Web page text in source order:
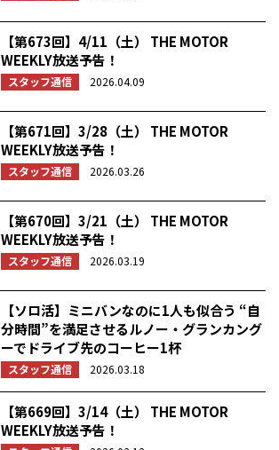
【第673回】4/11（土） THE MOTOR
WEEKLY放送予告！
スタッフ通信 2026.04.09
【第671回】3/28（土） THE MOTOR
WEEKLY放送予告！
スタッフ通信 2026.03.26
【第670回】3/21（土） THE MOTOR
WEEKLY放送予告！
スタッフ通信 2026.03.19
【ソロ活】ミニバンなのに1人も似合う “自
分時間”を満足させるルノー・グランカング
ーでドライブ先のコーヒー1杯
スタッフ通信 2026.03.18
【第669回】3/14（土） THE MOTOR
WEEKLY放送予告！